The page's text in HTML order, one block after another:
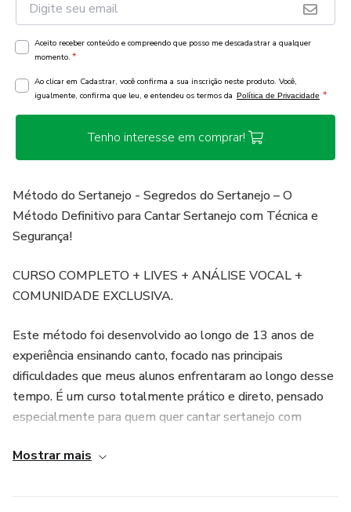
Aceito receber conteúdo e compreendo que posso me descadastrar a qualquer
momento. *
Ao clicar em Cadastrar, você confirma a sua inscrição neste produto. Você,
igualmente, confirma que leu, e entendeu os termos da Política de Privacidade *
Tenho interesse em comprar!
Método do Sertanejo - Segredos do Sertanejo – O
Método Definitivo para Cantar Sertanejo com Técnica e
Segurança!
CURSO COMPLETO + LIVES + ANÁLISE VOCAL +
COMUNIDADE EXCLUSIVA.
Este método foi desenvolvido ao longo de 13 anos de
experiência ensinando canto, focado nas principais
dificuldades que meus alunos enfrentaram ao longo desse
tempo. É um curso totalmente prático e direto, pensado
especialmente para quem quer cantar sertanejo com
Mostrar mais